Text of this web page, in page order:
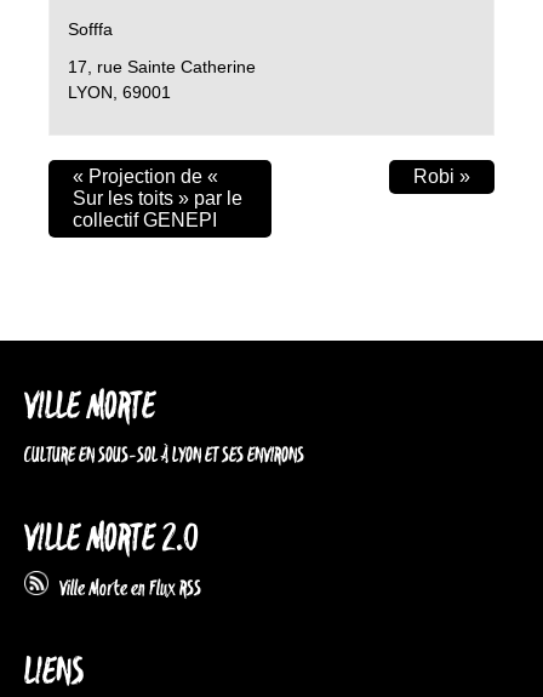
Sofffa
17, rue Sainte Catherine
LYON 69001
« Projection de «
Sur les toits » par le
collectif GENEPI
Robi »
VILLE MORTE
CULTURE EN SOUS-SOL À LYON ET SES ENVIRONS
VILLE MORTE 2.0
Ville Morte en Flux RSS
LIENS